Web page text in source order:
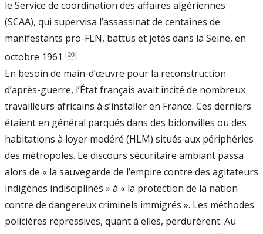
le Service de coordination des affaires algériennes
(SCAA), qui supervisa l’assassinat de centaines de
manifestants pro-FLN, battus et jetés dans la Seine, en
octobre 1961 [20].
En besoin de main-d’œuvre pour la reconstruction
d’après-guerre, l’État français avait incité de nombreux
travailleurs africains à s’installer en France. Ces derniers
étaient en général parqués dans des bidonvilles ou des
habitations à loyer modéré (HLM) situés aux périphéries
des métropoles. Le discours sécuritaire ambiant passa
alors de « la sauvegarde de l’empire contre des agitateurs
indigènes indisciplinés » à « la protection de la nation
contre de dangereux criminels immigrés ». Les méthodes
policières répressives, quant à elles, perdurèrent. Au